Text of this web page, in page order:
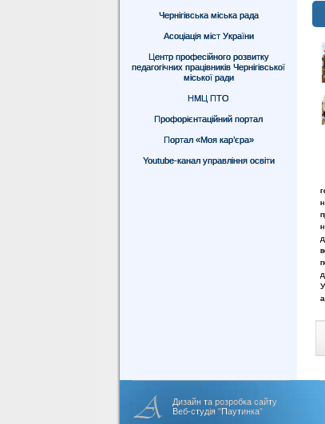
Чернігівська міська рада
Асоціація міст України
Центр професійного розвитку
педагогічних працівників Чернігівської
міської ради
НМЦ ПТО
Профорієнтаційний портал
Портал «Моя кар’єра»
Youtube-канал управління освіти
Дизайн та розробка сайту
Веб-студія "Паутинка"